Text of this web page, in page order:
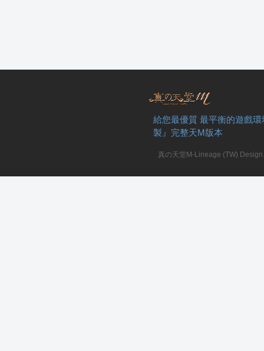
給您最優質 最平衡的遊戲
製』完整天M版本
真の天堂M-Lineage (TW)